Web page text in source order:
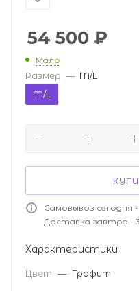
54 500 ₽
Мало
Размер — M/L
M/L
Самовывоз сегодня
Доставка завтра -
Характеристики
Цвет — Графит